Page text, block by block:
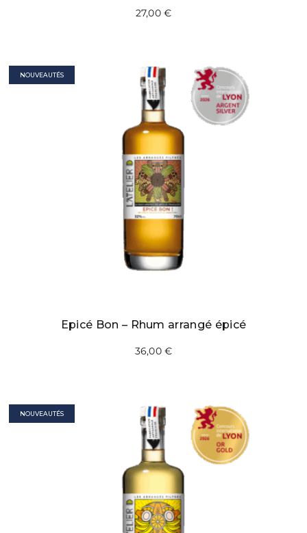
27,00€
NOUVEAUTÉS
Epicé Bon – Rhum arrangé épicé
36,00€
NOUVEAUTÉS